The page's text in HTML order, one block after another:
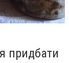
придбати